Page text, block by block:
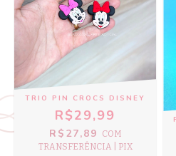
TRIO PIN CROCS DISNEY
R$29,99
R$27,89
COM
TRANSFERÊNCIA | PIX